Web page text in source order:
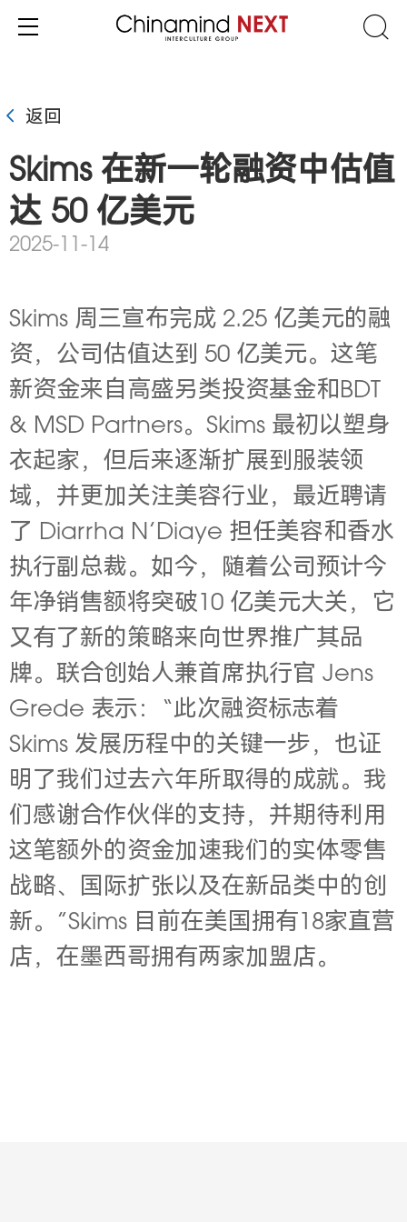
返回
Skims 在新一轮融资中估值
达 50 亿美元
2025-11-14
Skims 周三宣布完成 2.25 亿美元的融
资，公司估值达到 50 亿美元。这笔
新资金来自高盛另类投资基金和BDT
& MSD Partners。Skims 最初以塑身
衣起家，但后来逐渐扩展到服装领
域，并更加关注美容行业，最近聘请
了 Diarrha N’Diaye 担任美容和香水
执行副总裁。如今，随着公司预计今
年净销售额将突破10 亿美元大关，它
又有了新的策略来向世界推广其品
牌。联合创始人兼首席执行官 Jens
Grede 表示：“此次融资标志着
Skims 发展历程中的关键一步，也证
明了我们过去六年所取得的成就。我
们感谢合作伙伴的支持，并期待利用
这笔额外的资金加速我们的实体零售
战略、国际扩张以及在新品类中的创
新。”Skims 目前在美国拥有18家直营
店，在墨西哥拥有两家加盟店。